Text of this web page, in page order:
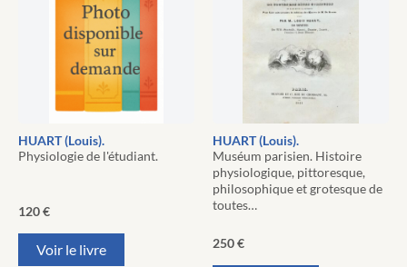
HUART (Louis).
Physiologie de l'étudiant.
120€
Voir le livre
HUART (Louis).
Muséum parisien. Histoire
physiologique, pittoresque,
philosophique et grotesque de
toutes…
250€